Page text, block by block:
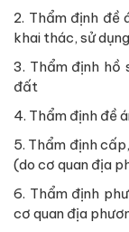
2. Thẩm định đề
khai thác, sử
3. Thẩm định hồ
đất
4. Thẩm định đề
5. Thẩm định
(do cơ quan địa
6. Thẩm định
cơ quan địa